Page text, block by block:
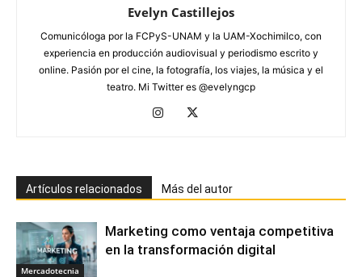
Evelyn Castillejos
Comunicóloga por la FCPyS-UNAM y la UAM-Xochimilco, con
experiencia en producción audiovisual y periodismo escrito y
online. Pasión por el cine, la fotografía, los viajes, la música y el
teatro. Mi Twitter es @evelyngcp
Artículos relacionados Más del autor
Mercadotecnia
Marketing como ventaja competitiva
en la transformación digital